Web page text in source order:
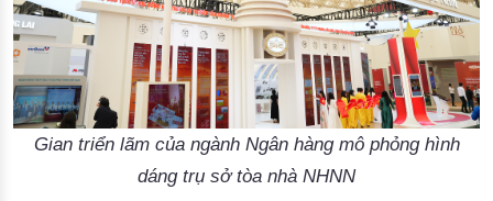
Gian triển lãm của ngành Ngân hàng mô phỏng hình
dáng trụ sở tòa nhà NHNN